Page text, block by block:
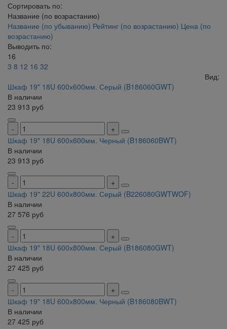
Сортировать по:
Название (по возрастанию)
Название (по убыванию) Рейтинг (по возрастанию) Цена (по
возрастанию)
Выводить по:
16
3 8 12 16 32
Вид:
Шкаф 19" 18U 600х600мм. Серый (B186060GWT)
В наличии
23 913 руб
Шкаф 19" 18U 600х600мм. Черный (B186060BWT)
В наличии
23 913 руб
Шкаф 19" 22U 600х800мм. Серый (B226080GWTWOF)
В наличии
27 576 руб
Шкаф 19" 18U 600х800мм. Серый (B186080GWT)
В наличии
27 425 руб
Шкаф 19" 18U 600х800мм. Черный (B186080BWT)
В наличии
27 425 руб